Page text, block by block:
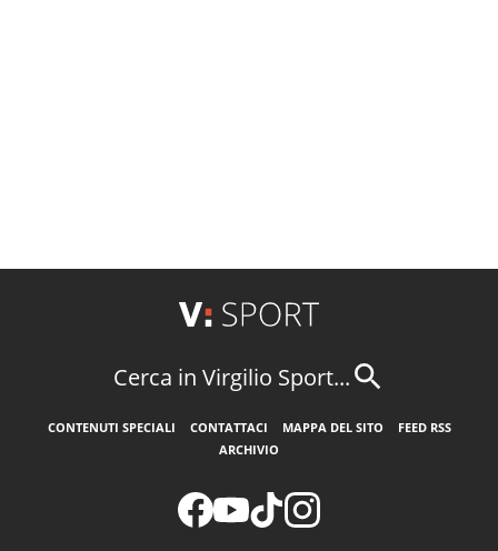
Cerca in Virgilio Sport...
CONTENUTI SPECIALI CONTATTACI MAPPA DEL SITO
FEED RSS
ARCHIVIO